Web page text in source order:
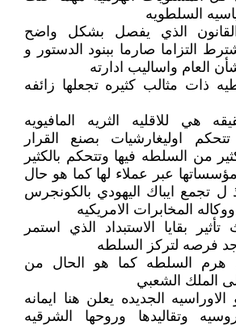
السلطويه
الذي يفصل بشكل واضح
التزاما صارما ببنود الدستور و
العام واساليب ادارته
ذات مثالب كثيره تجعلها زائفه
هي للاقليه الثريه المافيويه
اوليغارشيات بصنع القرار
من السلطه فيها وتتحكم بالكثير
عبر عملاء لها كما هو حال
ل تجمع ايباك اليهودي بالكونجرس
المخابرات الامريكيه
بقايا الاستبداد الذي استمر
فرصه لتركز السلطه
السلطه كما هو الحال من
الملك الشعبي
الجديده يعلن هنا ايمانه
وتقاليدها وروحها الشرقيه